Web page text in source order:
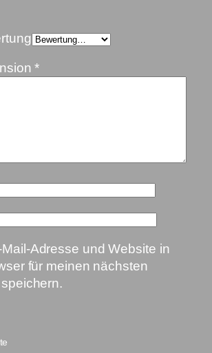
*
Adresse und Website in
für meinen nächsten